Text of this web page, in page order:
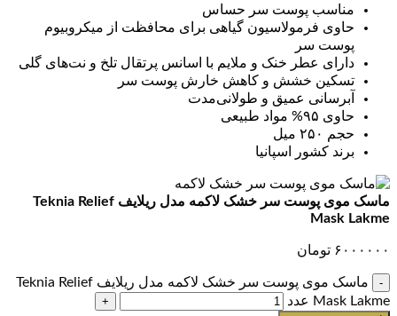
مناسب پوست سر حساس
حاوی فرمولاسیون گیاهی برای محافظت از میکروبیوم
پوست سر
دارای عطر خنک و ملایم با اسانس پرتقال تلخ و نت‌های گلی
تسکین خشش و کاهش خارش پوست سر
آبرسانی عمیق و طولانی‌مدت
حاوی ۹۵% مواد طبیعی
حجم ۲۵۰ میل
برند کشور اسپانیا
ماسک موی پوست سر خشک لاکمه مدل ریلایف Teknia Relief
Mask Lakme
۶۰۰۰۰۰۰ تومان
ماسک موی پوست سر خشک لاکمه مدل ریلایف Teknia Relief
Mask Lakme عدد